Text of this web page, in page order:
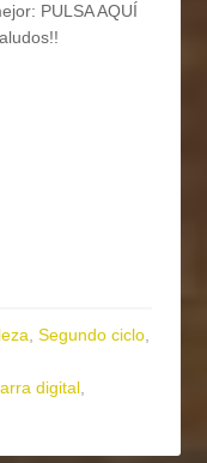
PULSA AQUÍ
,Segundo ciclo,
digital,